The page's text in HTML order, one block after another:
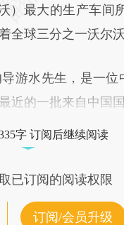
）最大的生产车间
全球三分之一沃尔沃
水先生，是一位
近的一批来自中国国
字 订阅后继续阅读
已订阅的阅读权限
订阅/会员升级